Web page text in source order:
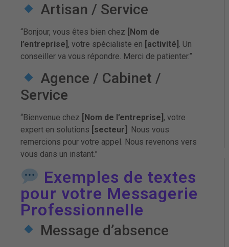
Artisan / Service
“Bonjour, vous êtes bien chez [Nom de
l’entreprise] , votre spécialiste en [activité] . Un
conseiller va vous répondre. Merci de patienter.”
Agence / Cabinet /
Service
“Bienvenue chez [Nom de l’entreprise] , votre
expert en solutions [secteur] . Nous vous
remercions pour votre appel. Nous revenons vers
vous dans un instant.”
Exemples de textes
pour votre Messagerie
Professionnelle
Message d’absence